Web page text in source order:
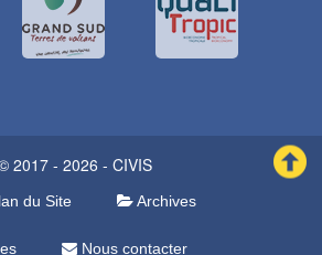
2017 - 2026 - CIVIS
du Site Archives
Nous contacter